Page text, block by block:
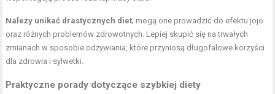
Należy unikać drastycznych diet; mogą one prowadzić do efektu jojo
oraz różnych problemów zdrowotnych. Lepiej skupić się na trwałych
zmianach w sposobie odżywiania, które przyniosą długofalowe korzyści
dla zdrowia i sylwetki.
Praktyczne porady dotyczące szybkiej diety